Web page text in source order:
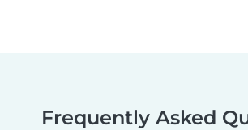
Frequently Asked